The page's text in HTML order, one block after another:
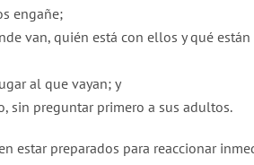
engañe;
van, quién está con ellos y qué
al que vayan; y
sin preguntar primero a sus adultos.
estar preparados para reaccionar